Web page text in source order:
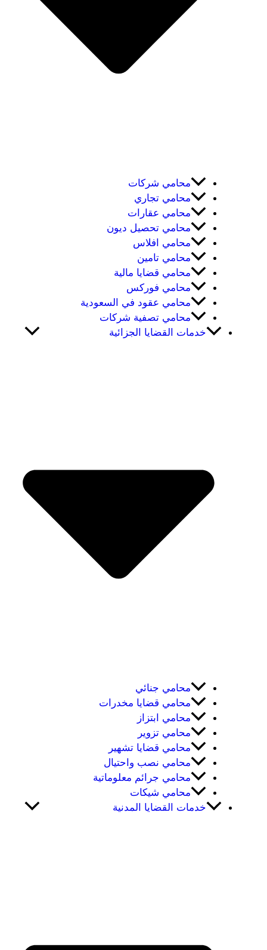
محامي شركات
محامي تجاري
محامي عقارات
محامي تحصيل ديون
محامي افلاس
محامي تامين
محامي قضايا مالية
محامي فوركس
محامي عقود في السعودية
محامي تصفية شركات
خدمات القضايا الجزائية
محامي جنائي
محامي قضايا مخدرات
محامي ابتزاز
محامي تزوير
محامي قضايا تشهير
محامي نصب واحتيال
محامي جرائم معلوماتية
محامي شيكات
خدمات القضايا المدنية